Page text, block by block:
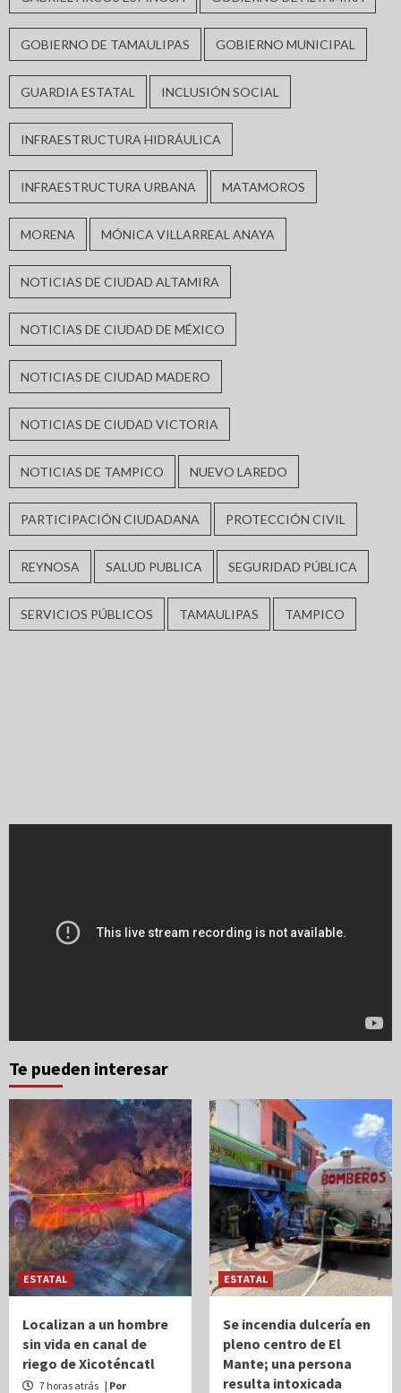
GOBIERNO DE TAMAULIPAS GOBIERNO MUNICIPAL
GUARDIA ESTATAL INCLUSIÓN SOCIAL
INFRAESTRUCTURA HIDRÁULICA
INFRAESTRUCTURA URBANA MATAMOROS
MORENA MÓNICA VILLARREAL ANAYA
NOTICIAS DE CIUDAD ALTAMIRA
NOTICIAS DE CIUDAD DE MÉXICO
NOTICIAS DE CIUDAD MADERO
NOTICIAS DE CIUDAD VICTORIA
NOTICIAS DE TAMPICO NUEVO LAREDO
PARTICIPACIÓN CIUDADANA PROTECCIÓN CIVIL
REYNOSA SALUD PUBLICA SEGURIDAD PÚBLICA
SERVICIOS PÚBLICOS TAMAULIPAS TAMPICO
Te pueden interesar
ESTATAL
Localizan a un hombre
sin vida en canal de
riego de Xicoténcatl
7 horas atrás | Por
ESTATAL
Se incendia dulcería en
pleno centro de El
Mante; una persona
resulta intoxicada